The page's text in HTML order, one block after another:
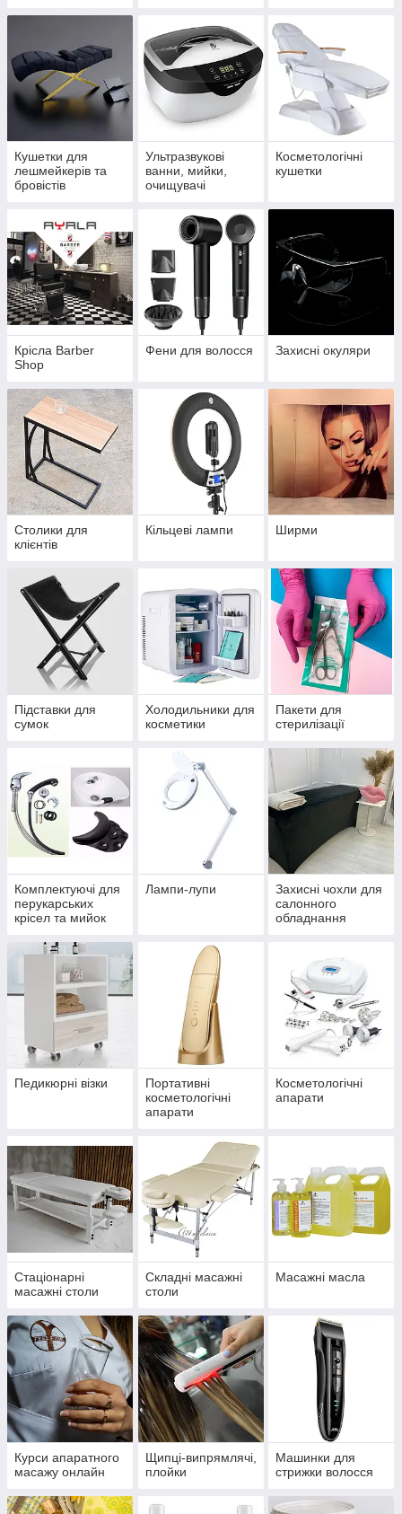
Кушетки для
лешмейкерів та
бровістів
Ультразвукові
ванни, мийки,
очищувачі
Косметологічні
кушетки
Крісла Barber
Shop
Фени для волосся Захисні окуляри
Столики для
клієнтів
Кільцеві лампи Ширми
Підставки для
сумок
Холодильники для
косметики
Пакети для
стерилізації
Комплектуючі для
перукарських
крісел та мийок
Лампи-лупи
Захисні чохли для
салонного
обладнання
Педикюрні візки
Портативні
косметологічні
апарати
користування
Косметологічні
апарати
Стаціонарні
масажні столи
Складні масажні
столи
Масажні масла
Курси апаратного
масажу онлайн
Щипці-випрямлячі,
плойки
Машинки для
стрижки волосся